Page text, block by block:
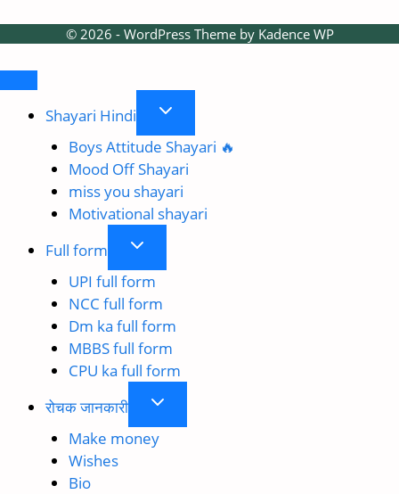
© 2026 - WordPress Theme by Kadence WP
Shayari Hindi
Toggle
menu
Boys Attitude Shayari 🔥
Mood Off Shayari
miss you shayari
Motivational shayari
Full form
Toggle
menu
UPI full form
NCC full form
Dm ka full form
MBBS full form
CPU ka full form
रोचक जानकारी
Toggle
menu
Make money
Wishes
Bio